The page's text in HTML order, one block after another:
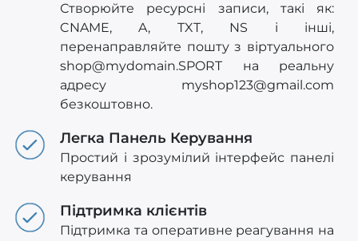
Створюйте ресурсні записи, такі як:
CNAME, A, TXT, NS і інші,
перенаправляйте пошту з віртуального
shop@mydomain.SPORT на реальну
адресу myshop123@gmail.com
безкоштовно.
Легка Панель Керування
Простий і зрозумілий інтерфейс панелі
керування
Підтримка клієнтів
Підтримка та оперативне реагування на